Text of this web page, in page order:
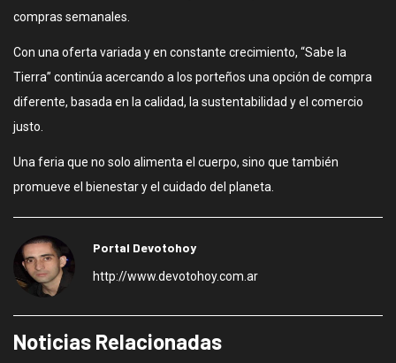
compras semanales.
Con una oferta variada y en constante crecimiento, “Sabe la
Tierra” continúa acercando a los porteños una opción de compra
diferente, basada en la calidad, la sustentabilidad y el comercio
justo.
Una feria que no solo alimenta el cuerpo, sino que también
promueve el bienestar y el cuidado del planeta.
Portal Devotohoy
http://www.devotohoy.com.ar
Noticias Relacionadas